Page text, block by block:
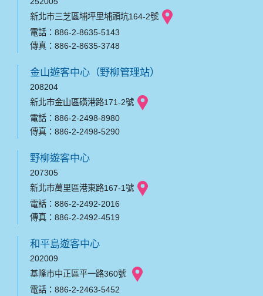
新北市三芝區埔坪里埔頭坑164-2號
電話：886-2-8635-5143
傳真：886-2-8635-3748
金山遊客中心（野柳管理站）
208204
新北市金山區磺港路171-2號
電話：886-2-2498-8980
傳真：886-2-2498-5290
野柳遊客中心
207305
新北市萬里區港東路167-1號
電話：886-2-2492-2016
傳真：886-2-2492-4519
和平島遊客中心
202009
基隆市中正區平一路360號
電話：886-2-2463-5452